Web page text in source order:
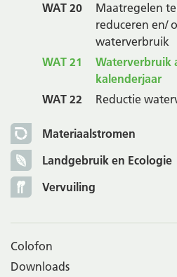
WAT 20
Maatregelen
reduceren en/
waterverbruik
WAT 21
Waterverbruik
kalenderjaar
WAT 22
Reductie
Materiaalstromen
Landgebruik en Ecologie
Vervuiling
Colofon
Downloads